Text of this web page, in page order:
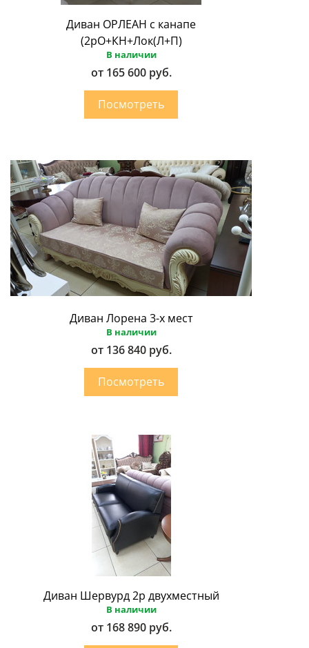
Диван ОРЛЕАН с канапе
(2рО+КН+Лок(Л+П)
В наличии
от 165 600 руб.
Диван Лорена 3-х мест
В наличии
от 136 840 руб.
Диван Шервурд 2p двухместный
В наличии
от 168 890 руб.